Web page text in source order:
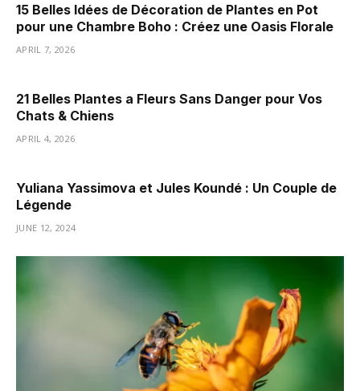
15 Belles Idées de Décoration de Plantes en Pot
pour une Chambre Boho : Créez une Oasis Florale
APRIL 7, 2026
21 Belles Plantes a Fleurs Sans Danger pour Vos
Chats & Chiens
APRIL 4, 2026
Yuliana Yassimova et Jules Koundé : Un Couple de
Légende
JUNE 12, 2024